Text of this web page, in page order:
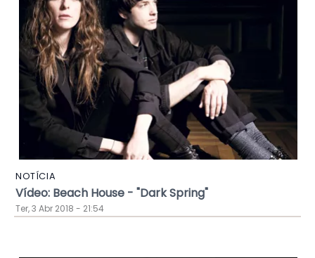
NOTÍCIA
Vídeo: Beach House - "Dark Spring"
Ter, 3 Abr 2018 - 21:54